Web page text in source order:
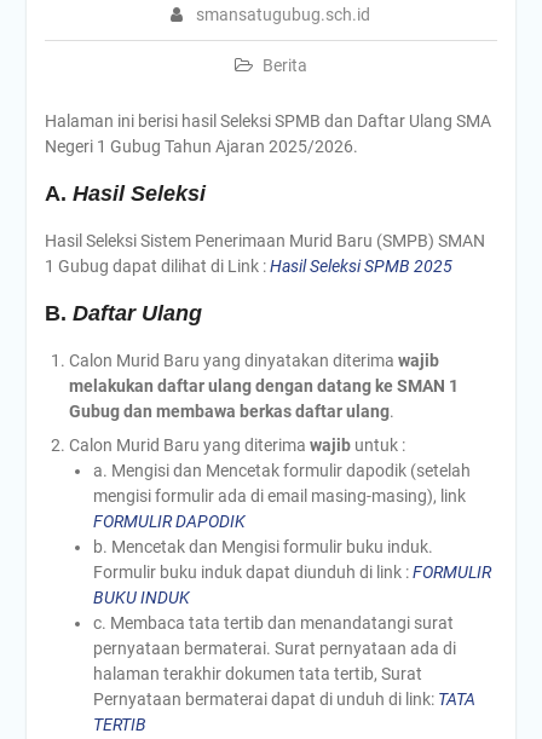
smansatugubug.sch.id
Berita
Halaman ini berisi hasil Seleksi SPMB dan Daftar Ulang SMA
Negeri 1 Gubug Tahun Ajaran 2025/2026.
A. Hasil Seleksi
Hasil Seleksi Sistem Penerimaan Murid Baru (SMPB) SMAN
1 Gubug dapat dilihat di Link :Hasil Seleksi SPMB 2025
B. Daftar Ulang
Calon Murid Baru yang dinyatakan diterima wajib
melakukan daftar ulang dengan datang ke SMAN 1
Gubug dan membawa berkas daftar ulang.
Calon Murid Baru yang diterima wajibuntuk :
a. Mengisi dan Mencetak formulir dapodik (setelah
mengisi formulir ada di email masing-masing), link
FORMULIR DAPODIK
b. Mencetak dan Mengisi formulir buku induk.
Formulir buku induk dapat diunduh di link :FORMULIR
BUKU INDUK
c. Membaca tata tertib dan menandatangi surat
pernyataan bermaterai. Surat pernyataan ada di
halaman terakhir dokumen tata tertib, Surat
Pernyataan bermaterai dapat di unduh di link: TATA
TERTIB